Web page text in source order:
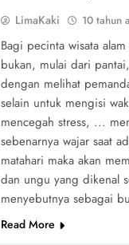
LimaKaki 10 tahun
Bagi pecinta wisata
bukan, mulai dari
dengan melihat
selain untuk mengisi
mencegah stress, ...
sebenarnya wajar saat
matahari maka akan
dan ungu yang dikenal
menyebutnya sebagai
Read More